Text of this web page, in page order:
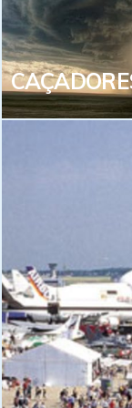
exótico e
VEJA MAIS
O programa
ver alguns
qualquer um.
poder e as